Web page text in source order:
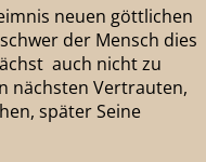
neuen göttlichen
der Mensch dies
auch nicht zu
nächsten Vertrauten,
später Seine